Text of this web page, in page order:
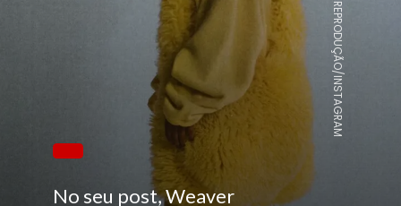
No seu post, Weaver
REPRODUÇÃO/INSTAGRAM